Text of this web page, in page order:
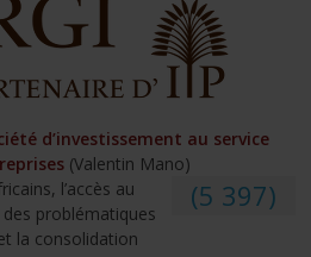
d’investissement au service
(Valentin Mano)
(5 397)
l’accès au
problématiques
la consolidation